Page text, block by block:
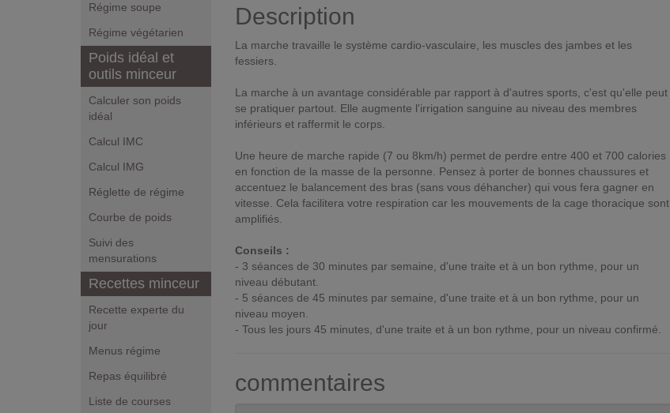
Régime soupe
Régime végétarien
Poids idéal et
outils minceur
Calculer son poids
idéal
Calcul IMC
Calcul IMG
Réglette de régime
Courbe de poids
Suivi des
mensurations
Recettes minceur
Recette experte du
jour
Menus régime
Repas équilibré
Liste de courses
Description
La marche travaille le système cardio-vasculaire, les muscles des jambes et les
fessiers.
La marche à un avantage considérable par rapport à d'autres sports, c'est qu'elle peut
se pratiquer partout. Elle augmente l'irrigation sanguine au niveau des membres
inférieurs et raffermit le corps.
Une heure de marche rapide (7 ou 8km/h) permet de perdre entre 400 et 700 calories
en fonction de la masse de la personne. Pensez à porter de bonnes chaussures et
accentuez le balancement des bras (sans vous déhancher) qui vous fera gagner en
vitesse. Cela facilitera votre respiration car les mouvements de la cage thoracique sont
amplifiés.
Conseils :
- 3 séances de 30 minutes par semaine, d'une traite et à un bon rythme, pour un
niveau débutant.
- 5 séances de 45 minutes par semaine, d'une traite et à un bon rythme, pour un
niveau moyen.
- Tous les jours 45 minutes, d'une traite et à un bon rythme, pour un niveau confirmé.
commentaires